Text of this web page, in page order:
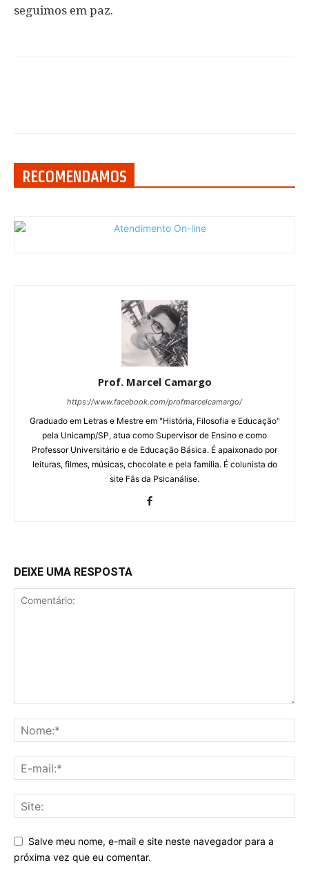
seguimos em paz.
RECOMENDAMOS
Prof. Marcel Camargo
https://www.facebook.com/profmarcelcamargo/
Graduado em Letras e Mestre em "História, Filosofia e Educação"
pela Unicamp/SP, atua como Supervisor de Ensino e como
Professor Universitário e de Educação Básica. É apaixonado por
leituras, filmes, músicas, chocolate e pela família. É colunista do
site Fãs da Psicanálise.
DEIXE UMA RESPOSTA
Salve meu nome, e-mail e site neste navegador para a
próxima vez que eu comentar.